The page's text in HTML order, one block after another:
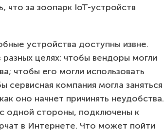
что за зоопарк IoT-устройств
устройства доступны извне.
целях: чтобы вендоры могли
чтобы его могли использовать
компания могла заняться
оно начнет причинять неудобства.
одной стороны, подключены к
в Интернете. Что может пойти